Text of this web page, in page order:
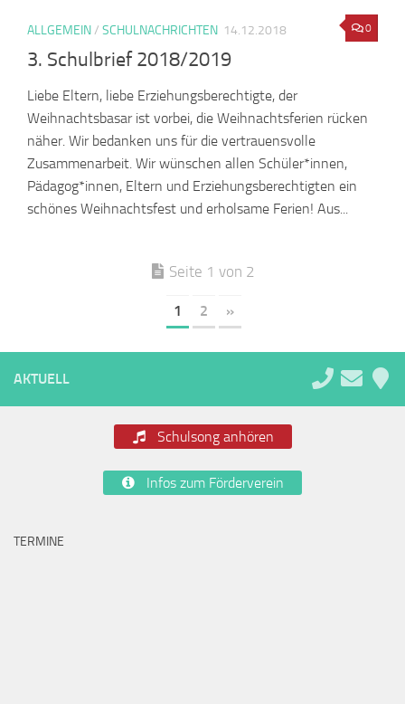
0
ALLGEMEIN/ SCHULNACHRICHTEN 14.12.2018
3. Schulbrief 2018/2019
Liebe Eltern, liebe Erziehungsberechtigte, der
Weihnachtsbasar ist vorbei, die Weihnachtsferien rücken
näher. Wir bedanken uns für die vertrauensvolle
Zusammenarbeit. Wir wünschen allen Schüler*innen,
Pädagog*innen, Eltern und Erziehungsberechtigten ein
schönes Weihnachtsfest und erholsame Ferien! Aus...
Seite 1 von 2
1 2 »
AKTUELL
Schulsong anhören
Infos zum Förderverein
TERMINE